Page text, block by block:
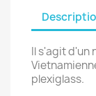
Il s'agit d'un
plexiglass.